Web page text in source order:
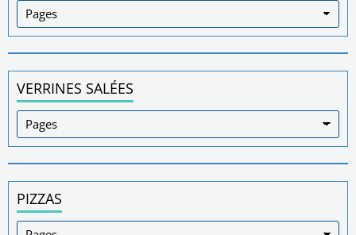
VERRINES SALÉES
PIZZAS